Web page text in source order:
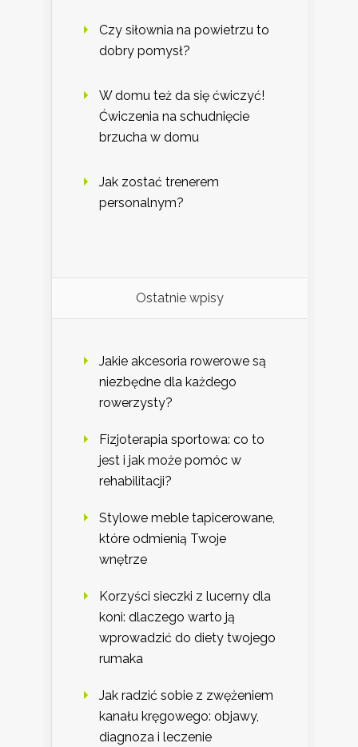
Czy siłownia na powietrzu to
dobry pomysł?
W domu też da się ćwiczyć!
Ćwiczenia na schudnięcie
brzucha w domu
Jak zostać trenerem
personalnym?
Ostatnie wpisy
Jakie akcesoria rowerowe są
niezbędne dla każdego
rowerzysty?
Fizjoterapia sportowa: co to
jest i jak może pomóc w
rehabilitacji?
Stylowe meble tapicerowane,
które odmienią Twoje
wnętrze
Korzyści sieczki z lucerny dla
koni: dlaczego warto ją
wprowadzić do diety twojego
rumaka
Jak radzić sobie z zwężeniem
kanału kręgowego: objawy,
diagnoza i leczenie